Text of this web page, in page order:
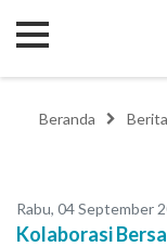
Beranda Berita
Rabu, 04 September
Kolaborasi